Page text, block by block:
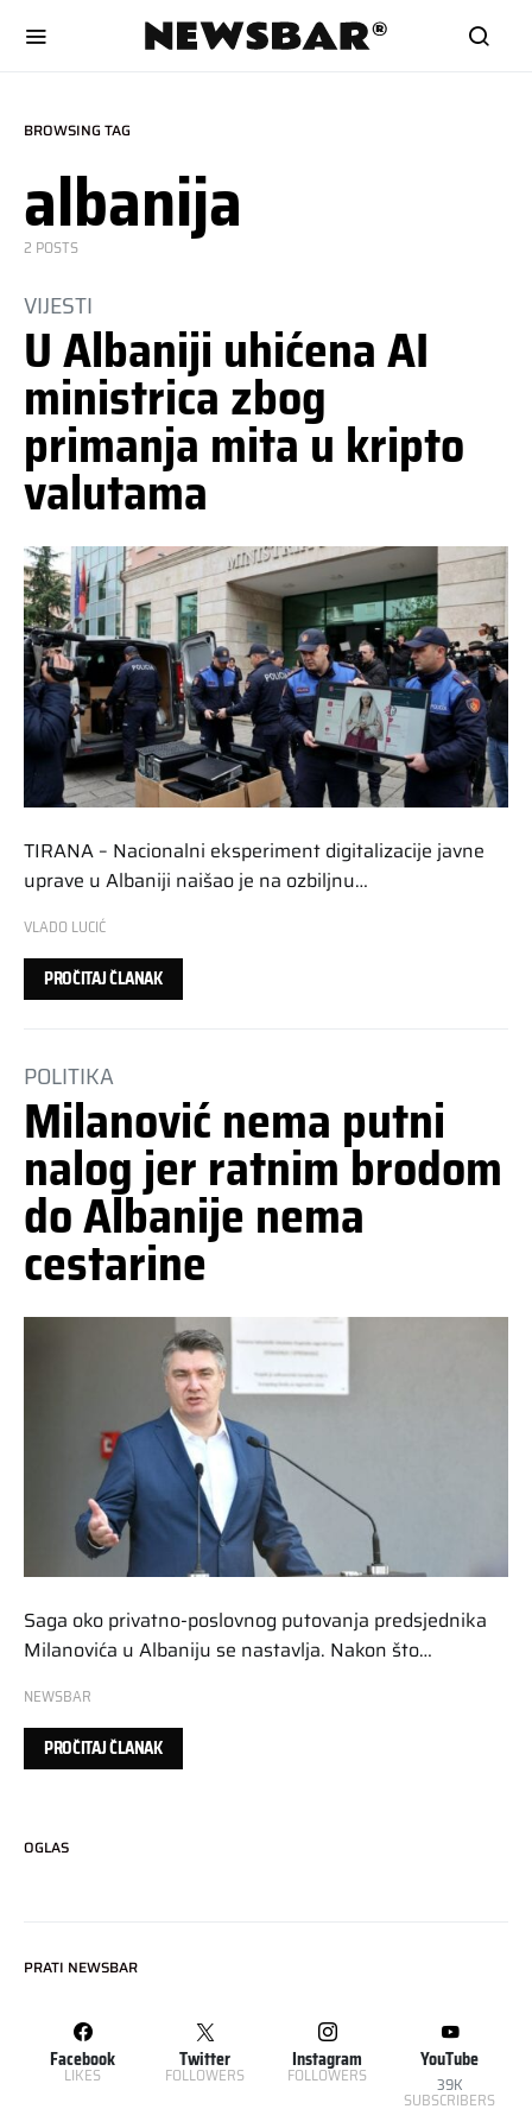
BROWSING TAG
albanija
2 POSTS
VIJESTI
U Albaniji uhićena AI
ministrica zbog
primanja mita u kripto
valutama
TIRANA – Nacionalni eksperiment digitalizacije javne
uprave u Albaniji naišao je na ozbiljnu…
VLADO LUCIĆ
PROČITAJ ČLANAK
POLITIKA
Milanović nema putni
nalog jer ratnim brodom
do Albanije nema
cestarine
Saga oko privatno-poslovnog putovanja predsjednika
Milanovića u Albaniju se nastavlja. Nakon što…
NEWSBAR
PROČITAJ ČLANAK
OGLAS
PRATI NEWSBAR
Facebook
LIKES
Twitter
FOLLOWERS
Instagram
FOLLOWERS
YouTube
39K
SUBSCRIBERS